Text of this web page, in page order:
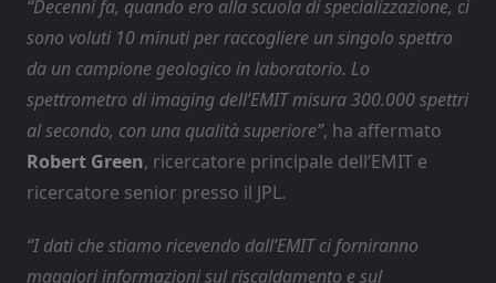
“Decenni fa, quando ero alla scuola di specializzazione, ci
sono voluti 10 minuti per raccogliere un singolo spettro
da un campione geologico in laboratorio. Lo
spettrometro di imaging dell’EMIT misura 300.000 spettri
al secondo, con una qualità superiore”, ha affermato
Robert Green, ricercatore principale dell’EMIT e
ricercatore senior presso il JPL.
“I dati che stiamo ricevendo dall’EMIT ci forniranno
maggiori informazioni sul riscaldamento e sul